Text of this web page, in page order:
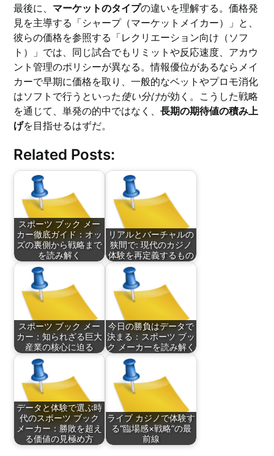
最後に、 マーケットのタイプの違いを理解する。価格発
見を主導する「シャープ（マーケットメイカー）」と、
彼らの価格を参照する「レクリエーション向け（ソフ
ト）」では、同じ試合でもリミットや反応速度、アカウ
ント管理のポリシーが異なる。情報優位があるならメイ
カーで早期に価格を取り、一般的なベットやプロモ消化
はソフトで行うといった使い分けが効く。こうした戦略
を通じて、単発の的中ではなく、長期の期待値の積み上
げを目指せるはずだ。
Related Posts:
スポーツ ブック メー
カー徹底ガイド：オッ
ズの裏側から戦略まで
を読み解く
リアルとバーチャルの
狭間で: 現代のカジノ
体験を再定義するもの
スポーツ ブック メー
カー：知られざる巨大
産業の核心に迫る
今日の勝負はデータで
決まる：スポーツ ブッ
ク メーカーを読み解く
データと体験で選ぶ時
代のスポーツ ブック
メーカー：勝敗を超え
る価値の見極め方
ライブ カジノで体験す
る“臨場感×戦略”の最
前線